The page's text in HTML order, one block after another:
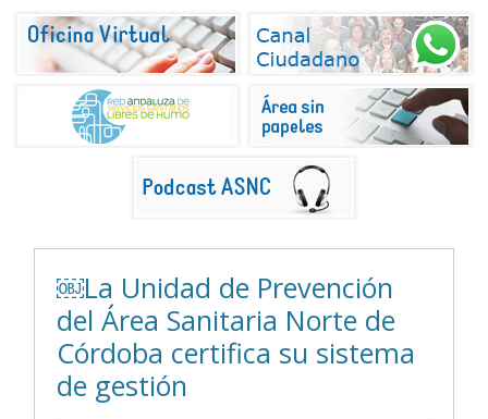
￼La Unidad de Prevención
del Área Sanitaria Norte de
Córdoba certifica su sistema
de gestión